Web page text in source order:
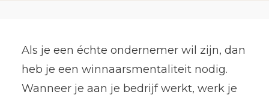
Als je een échte ondernemer wil zijn, dan
heb je een winnaarsmentaliteit nodig.
Wanneer je aan je bedrijf werkt, werk je